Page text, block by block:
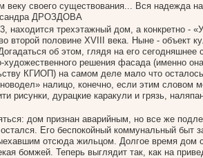
веку своего существования... Вся надежда
ДРОЗДОВА
находится трехэтажный дом, а конкретно -
второй половине XVIII века. Ныне - объект
об этом, глядя на его сегодняшнее
художественного решения фасада (именно
КГИОП) на самом деле мало что
налицо, конечно, если этим словом
рисунки, дурацкие каракули и грязь,
дом признан аварийным, но все же
Его беспокойный коммунальный быт
отсюда жильцом. Долгое время дом
бомжей. Теперь выглядит так, как на